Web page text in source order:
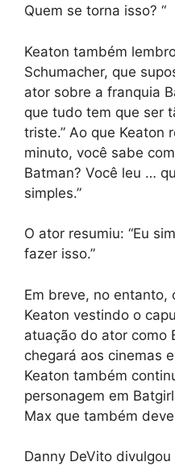
Quem se torna isso? “
Keaton também
Schumacher, que
ator sobre a franquia
que tudo tem que ser
triste.” Ao que Keaton
minuto, você sabe
Batman? Você leu …
simples.”
O ator resumiu: “Eu
fazer isso.”
Em breve, no entanto,
Keaton vestindo o
atuação do ator como
chegará aos cinemas
Keaton também
personagem em
Max que também
Danny DeVito